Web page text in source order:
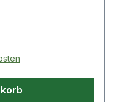
mit
· weiß lackiert ·
IIIWeitere
1,70cm·